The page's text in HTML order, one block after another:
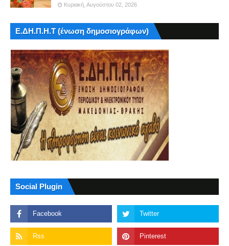
Κυριακή, Αυγούστου 02, 2026
Ε.ΔΗ.Π.Η.Τ (ένωση δημοσιογράφων)
Social Plugin